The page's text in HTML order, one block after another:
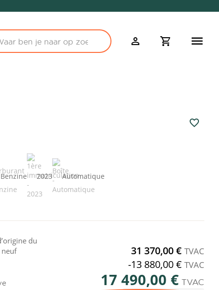
Benzine 2023 Automatique
du
neuf
31 370,00 € TVAC
-13 880,00 € TVAC
17 490,00 € TVAC